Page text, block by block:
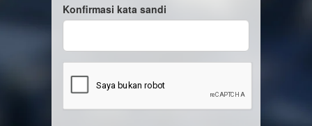
Konfirmasi kata sandi